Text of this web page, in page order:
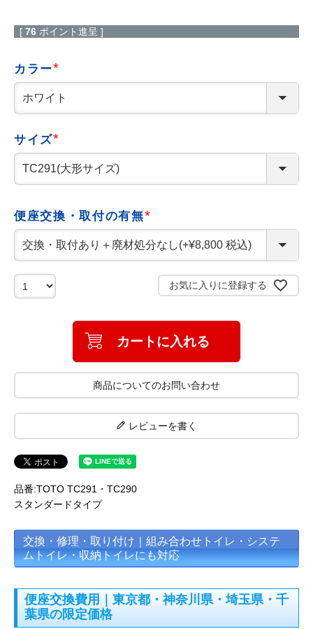
[ 76 ポイント進呈 ]
カラー
(
必
サイズ
(
必
便座交換・取付の有無
(
必
お気に入りに登録する
カートに入れる
商品についてのお問い合わせ
レビューを書く
品番:TOTO TC291・TC290
スタンダードタイプ
交換・修理・取り付け｜組み合わせトイレ・システ
ムトイレ・収納トイレにも対応
便座交換費用｜東京都・神奈川県・埼玉県・千
葉県の限定価格